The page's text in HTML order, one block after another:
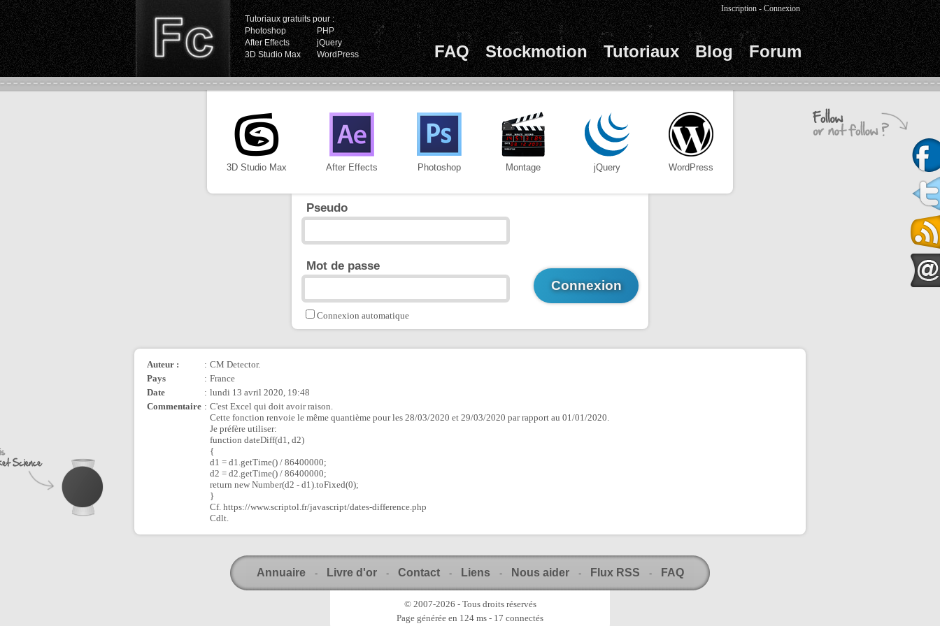
Tutoriaux gratuits pour :
Photoshop
PHP
After Effects
jQuery
3D Studio Max
WordPress FAQ Stockmotion Tutoriaux Blog Forum
Inscription -Connexion
3D Studio Max After Effects Photoshop Montage jQuery WordPress
Pseudo
Mot de passe
Connexion automatique
Auteur : : CM Detector.
Pays
: France
Date
: lundi 13 avril 2020, 19:48
Commentaire : C'est Excel qui doit avoir raison.
Cette fonction renvoie le même quantième pour les 28/03/2020 et 29/03/2020 par rapport au 01/01/2020.
Je préfère utiliser:
function dateDiff(d1, d2)
{
d1 = d1.getTime() / 86400000;
d2 = d2.getTime() / 86400000;
return new Number(d2 - d1).toFixed(0);
}
Cf. https://www.scriptol.fr/javascript/dates-difference.php
Cdlt.
Annuaire - Livre d'or - Contact - Liens - Nous aider - Flux RSS - FAQ
© 2007-2026 - Tous droits réservés
Page générée en 124 ms - 17 connectés